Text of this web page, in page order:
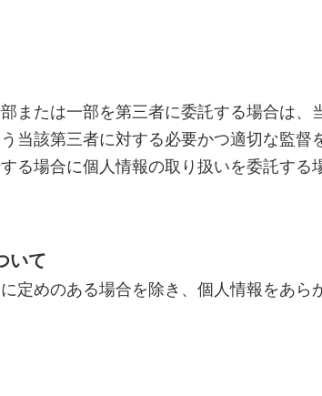
または一部を第三者に委託する場合は
当該第三者に対する必要かつ適切な監督
る場合に個人情報の取り扱いを委託する
いて
定めのある場合を除き、個人情報をあ